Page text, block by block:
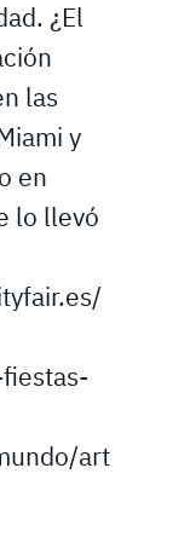
¿El
las
y
en
lo llevó
art